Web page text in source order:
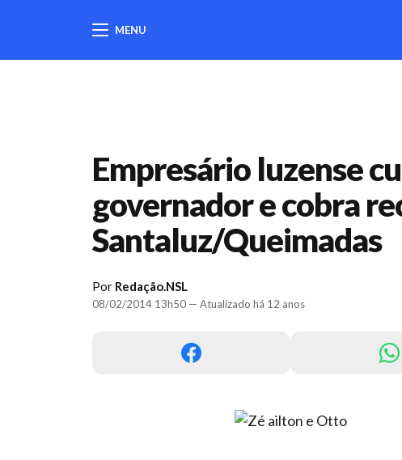
MENU
Empresário luzense
governador e cobra
Santaluz/Queimadas
Por Redação.NSL
08/02/2014 13h50 — Atualizado há 12 anos